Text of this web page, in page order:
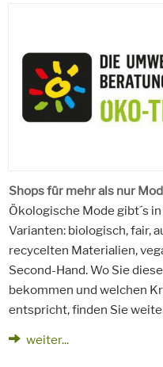
Shops für mehr als nur
Ökologische Mode gibt´s
Varianten: biologisch, fair,
recycelten Materialien,
Second-Hand. Wo Sie
bekommen und welchen
entspricht, finden Sie
weiter...